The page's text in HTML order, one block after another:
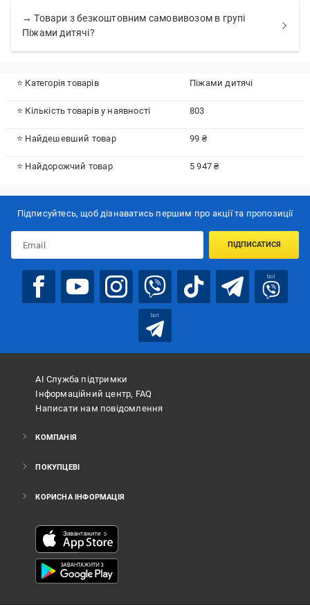
→ Товари з безкоштовним самовивозом в групі
Піжами дитячі?
⭐ Категорія товарів Піжами дитячі
⭐ Кількість товарів у наявності 803
⭐ Найдешевший товар 99 ₴
⭐ Найдорожчий товар 5 947 ₴
Підписуйтесь, щоб дізнаватись першим про акції та пропозиції
ПІДПИСАТИСЯ
bot
bot
АІ Служба підтримки
Інформаційний центр, FAQ
Написати нам повідомлення
КОМПАНІЯ
ПОКУПЦЕВІ
КОРИСНА ІНФОРМАЦІЯ